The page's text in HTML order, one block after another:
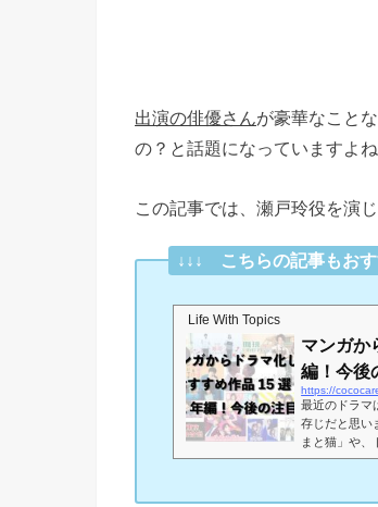
出演の俳優さんが豪華なこと
の？と話題になっていますよね
この記事では、瀬戸玲役を演
↓↓↓ こちらの記事もお
Life With Topics
マンガか
編！今後
https://
最近のドラマ
存じだと思い
まと猫」や、
ろ あんず さ